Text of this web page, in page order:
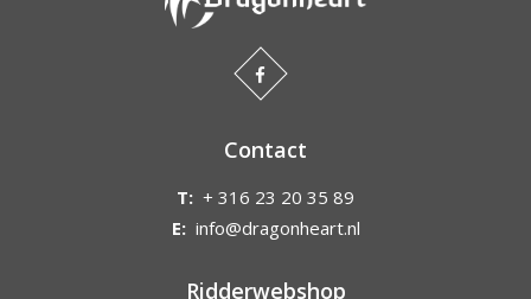
Contact
T: + 316 23 20 35 89
E: info@dragonheart.nl
Ridderwebshop